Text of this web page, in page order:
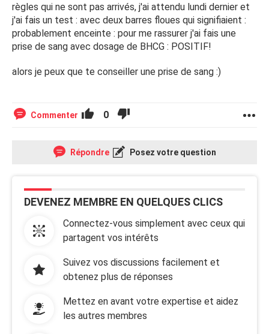
règles qui ne sont pas arrivés, j'ai attendu lundi dernier et
j'ai fais un test : avec deux barres floues qui signifiaient :
probablement enceinte : pour me rassurer j'ai fais une
prise de sang avec dosage de BHCG : POSITIF!
alors je peux que te conseiller une prise de sang :)
Commenter 0
Répondre Posez votre question
DEVENEZ MEMBRE EN QUELQUES CLICS
Connectez-vous simplement avec ceux qui
partagent vos intérêts
Suivez vos discussions facilement et
obtenez plus de réponses
Mettez en avant votre expertise et aidez
les autres membres